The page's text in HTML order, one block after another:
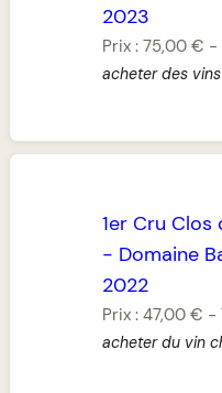
2023
Prix :75,00 € -
acheter des
1er Cru Clos
- Domaine
2022
Prix : 47,00 € -
acheter du vin